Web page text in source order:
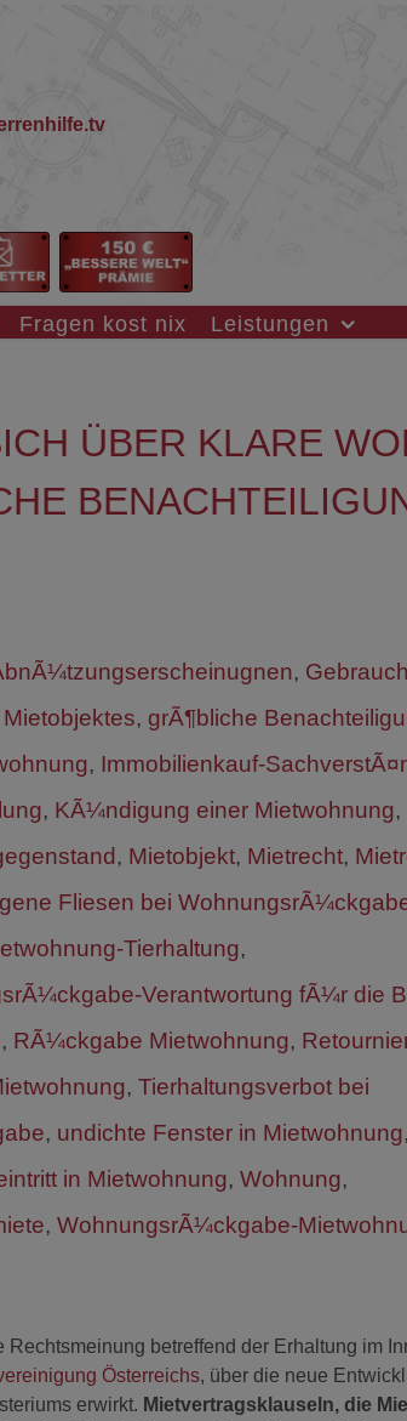
Fragen kost nix Leistungen
ÜBER KLARE
,
, grÃ¶bliche
, Immobilienkauf-
, KÃ¼ndigung einer Mietwohnung,
, Mietobjekt, Mietrecht,
Fliesen bei
Tierhaltung,
Verantwortung fÃ¼r die
, RÃ¼ckgabe Mietwohnung,
, Tierhaltungsverbot bei
, undichte Fenster in Mietwohnung,
in Mietwohnung, Wohnung,
, WohnungsrÃ¼ckgabe-
betreffend der Erhaltung im
Österreichs, über die neue
erwirkt. Mietvertragsklauseln, die